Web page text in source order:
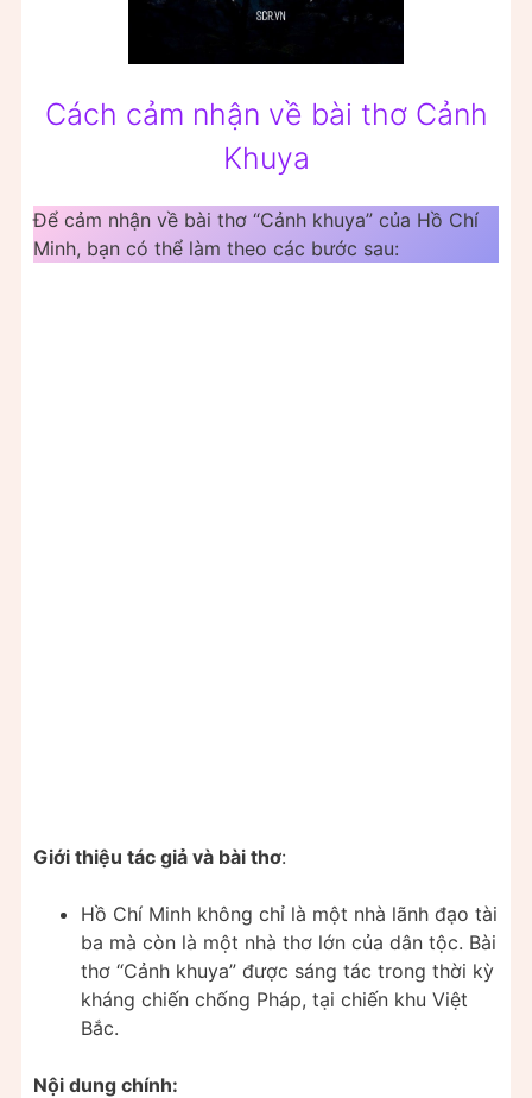
Cách cảm nhận về bài thơ Cảnh
Khuya
Để cảm nhận về bài thơ “Cảnh khuya” của Hồ Chí
Minh, bạn có thể làm theo các bước sau:
Giới thiệu tác giả và bài thơ:
Hồ Chí Minh không chỉ là một nhà lãnh đạo tài
ba mà còn là một nhà thơ lớn của dân tộc. Bài
thơ “Cảnh khuya” được sáng tác trong thời kỳ
kháng chiến chống Pháp, tại chiến khu Việt
Bắc.
Nội dung chính: